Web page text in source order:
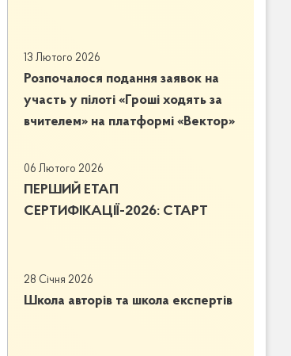
13 Лютого 2026
Розпочалося подання заявок на
участь у пілоті «Гроші ходять за
вчителем» на платформі «Вектор»
06 Лютого 2026
ПЕРШИЙ ЕТАП
СЕРТИФІКАЦІЇ-2026: СТАРТ
28 Січня 2026
Школа авторів та школа експертів